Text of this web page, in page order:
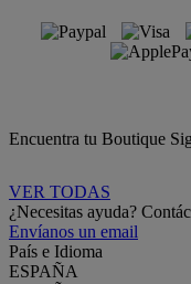
Encuentra tu Boutique
VER TODAS
¿Necesitas ayuda?
Envíanos un email
País e Idioma
ESPAÑA